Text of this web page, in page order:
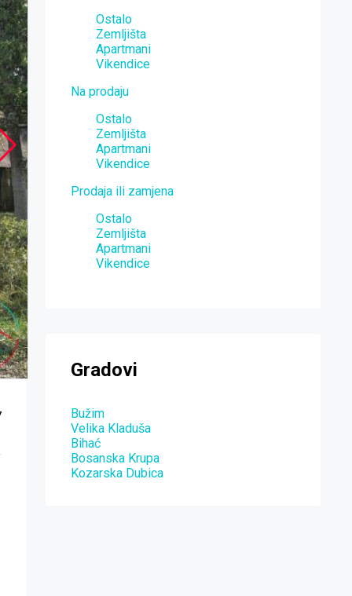
Ostalo
Zemljišta
Apartmani
Vikendice
Na prodaju
Ostalo
Zemljišta
Apartmani
Vikendice
Prodaja ili zamjena
Ostalo
Zemljišta
Apartmani
Vikendice
Gradovi
Bužim
Velika Kladuša
Bihać
Bosanska Krupa
Kozarska Dubica